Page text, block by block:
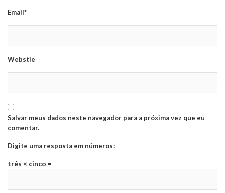
Email*
Webstie
Salvar meus dados neste navegador para a próxima vez que eu
comentar.
Digite uma resposta em números:
três × cinco =